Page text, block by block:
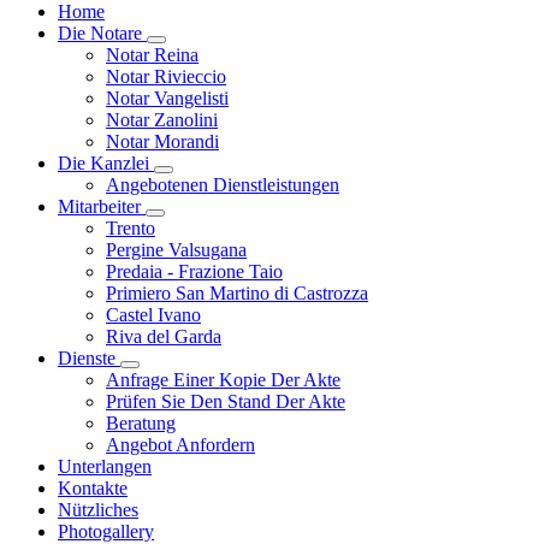
Home
Die Notare
Visualizza menù di secondo livello
Notar Reina
Notar Rivieccio
Notar Vangelisti
Notar Zanolini
Notar Morandi
Die Kanzlei
Visualizza menù di secondo livello
Angebotenen Dienstleistungen
Mitarbeiter
Visualizza menù di secondo livello
Trento
Pergine Valsugana
Predaia - Frazione Taio
Primiero San Martino di Castrozza
Castel Ivano
Riva del Garda
Dienste
Visualizza menù di secondo livello
Anfrage Einer Kopie Der Akte
Prüfen Sie Den Stand Der Akte
Beratung
Angebot Anfordern
Unterlangen
Kontakte
Nützliches
Photogallery